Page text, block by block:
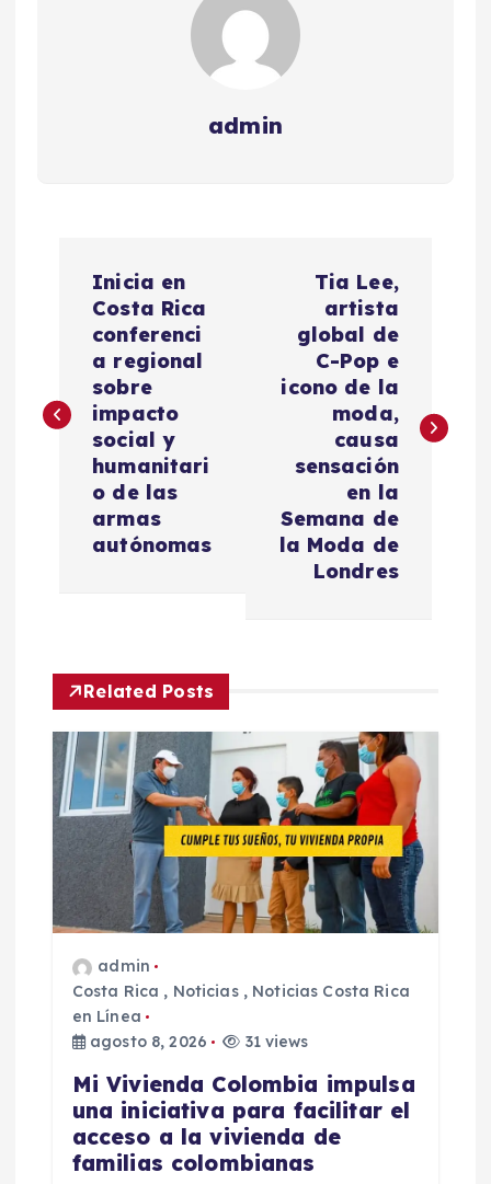
admin
e
ó
n
d
e
e
Inicia en
Costa Rica
conferenci
a regional
sobre
impacto
social y
humanitari
o de las
armas
autónomas
Tia Lee,
artista
global de
C-Pop e
icono de la
moda,
causa
sensación
en la
Semana de
la Moda de
Londres
Related Posts
admin
Costa Rica , Noticias, Noticias Costa Rica
en Línea
agosto 8, 2026
31 views
Mi Vivienda Colombia impulsa
una iniciativa para facilitar el
acceso a la vivienda de
familias colombianas